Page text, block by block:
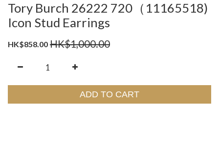
Tory Burch 26222 720（11165518)
Icon Stud Earrings
HK$858.00 HK$1,000.00
ADD TO CART